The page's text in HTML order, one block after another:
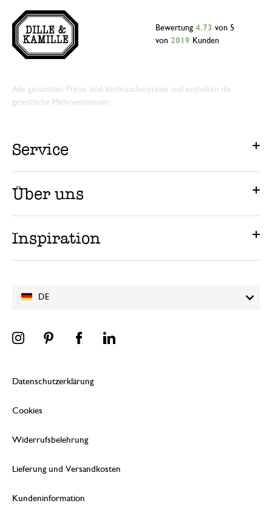
DE
Bewertung 4.73 von 5
von 2019 Kunden
Alle genannten Preise sind Verbraucherpreise und enthalten die
gesetzliche Mehrwertsteuer.
Service
Über uns
Inspiration
Datenschutzerklärung
Cookies
Widerrufsbelehrung
Lieferung und Versandkosten
Kundeninformation